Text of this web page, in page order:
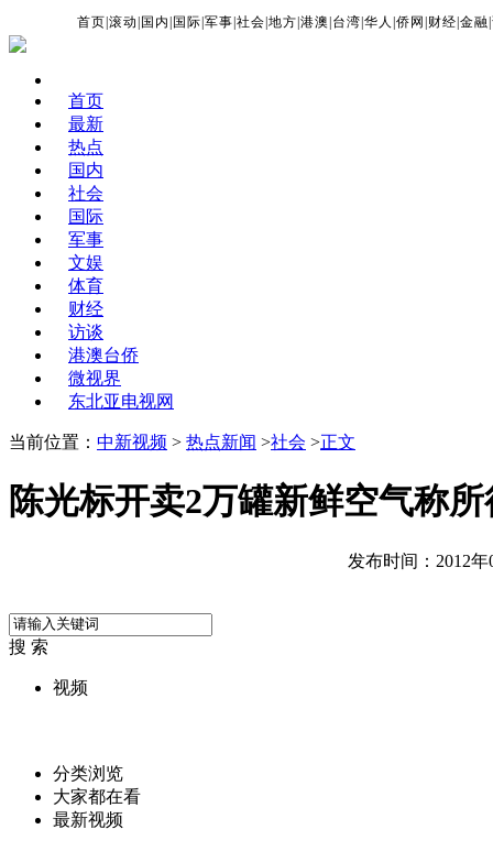
首页 |滚动 国内 国际 |军事 |社会 |地方 |港澳 台湾 |华人 |侨网 财经 |金融 |
首页
最新
热点
国内
社会
国际
军事
文娱
体育
财经
访谈
港澳台侨
微视界
东北亚电视网
当前位置： 中新视频 > 热点新闻 >社会 >正文
陈光标开卖2万罐新鲜空气称
发布时间：2012年
搜 索
视频
分类浏览
大家都在看
最新视频